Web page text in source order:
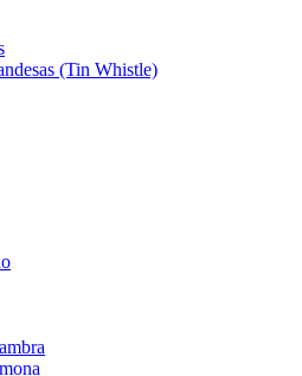
(Tin Whistle)